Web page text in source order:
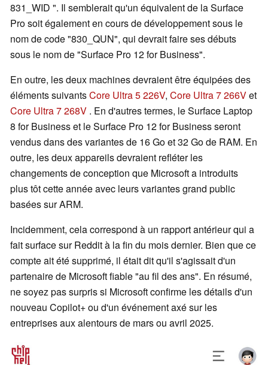
831_WID ". Il semblerait qu'un équivalent de la Surface
Pro soit également en cours de développement sous le
nom de code "830_QUN", qui devrait faire ses débuts
sous le nom de "Surface Pro 12 for Business".
En outre, les deux machines devraient être équipées des
éléments suivantsCore Ultra 5 226V, Core Ultra 7 266Vet
Core Ultra 7 268V . En d'autres termes, le Surface Laptop
8 for Business et le Surface Pro 12 for Business seront
vendus dans des variantes de 16 Go et 32 Go de RAM. En
outre, les deux appareils devraient refléter les
changements de conception que Microsoft a introduits
plus tôt cette année avec leurs variantes grand public
basées sur ARM.
Incidemment, cela correspond à un rapport antérieur qui a
fait surface sur Reddit à la fin du mois dernier. Bien que ce
compte ait été supprimé, il était dit qu'il s'agissait d'un
partenaire de Microsoft fiable "au fil des ans". En résumé,
ne soyez pas surpris si Microsoft confirme les détails d'un
nouveau Copilot+ ou d'un événement axé sur les
entreprises aux alentours de mars ou avril 2025.